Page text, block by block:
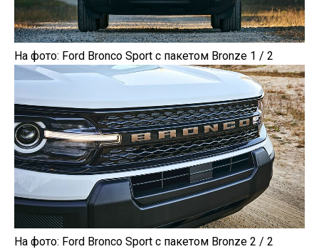
На фото: Ford Bronco Sport с пакетом Bronze 1 / 2
На фото: Ford Bronco Sport с пакетом Bronze 2 / 2